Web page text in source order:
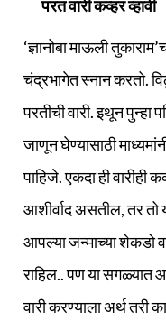
परत वारी कव्हर व्हावी
‘ज्ञानोबा माऊली
चंद्रभागेत स्नान करतो.
परतीची वारी. इथून पुन्हा
जाणून घेण्यासाठी
पाहिजे. एकदा ही वारीही
आशीर्वाद असतील, तर तो
आपल्या जन्माच्या
राहिल.. पण या सगळ्यात
वारी करण्याला अर्थ तरी